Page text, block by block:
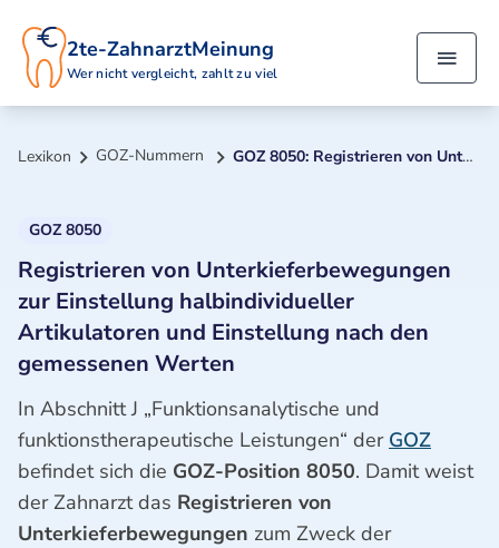
2te-ZahnarztMeinung
Wer nicht vergleicht, zahlt zu viel
Lexikon GOZ-Nummern GOZ 8050: Registrieren von Unterkieferbewegungen zur Einstellung halbindividueller Artikulatoren und Einstellung nach den gemessenen Werten
GOZ 8050
Registrieren von Unterkieferbewegungen
zur Einstellung halbindividueller
Artikulatoren und Einstellung nach den
gemessenen Werten
In Abschnitt J „Funktionsanalytische und
funktionstherapeutische Leistungen“ der GOZ
befindet sich die GOZ-Position 8050. Damit weist
der Zahnarzt das Registrieren von
Unterkieferbewegungen zum Zweck der